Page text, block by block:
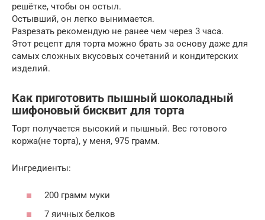
решётке, чтобы он остыл.
Остывший, он легко вынимается.
Разрезать рекомендую не ранее чем через 3 часа.
Этот рецепт для торта можно брать за основу даже для
самых сложных вкусовых сочетаний и кондитерских
изделий.
Как приготовить пышный шоколадный
шифоновый бисквит для торта
Торт получается высокий и пышный. Вес готового
коржа(не торта), у меня, 975 грамм.
Ингредиенты:
200 грамм муки
7 яичных белков